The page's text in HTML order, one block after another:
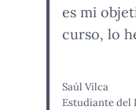
es mi
curso, lo
Saúl Vilca
Estudiante del